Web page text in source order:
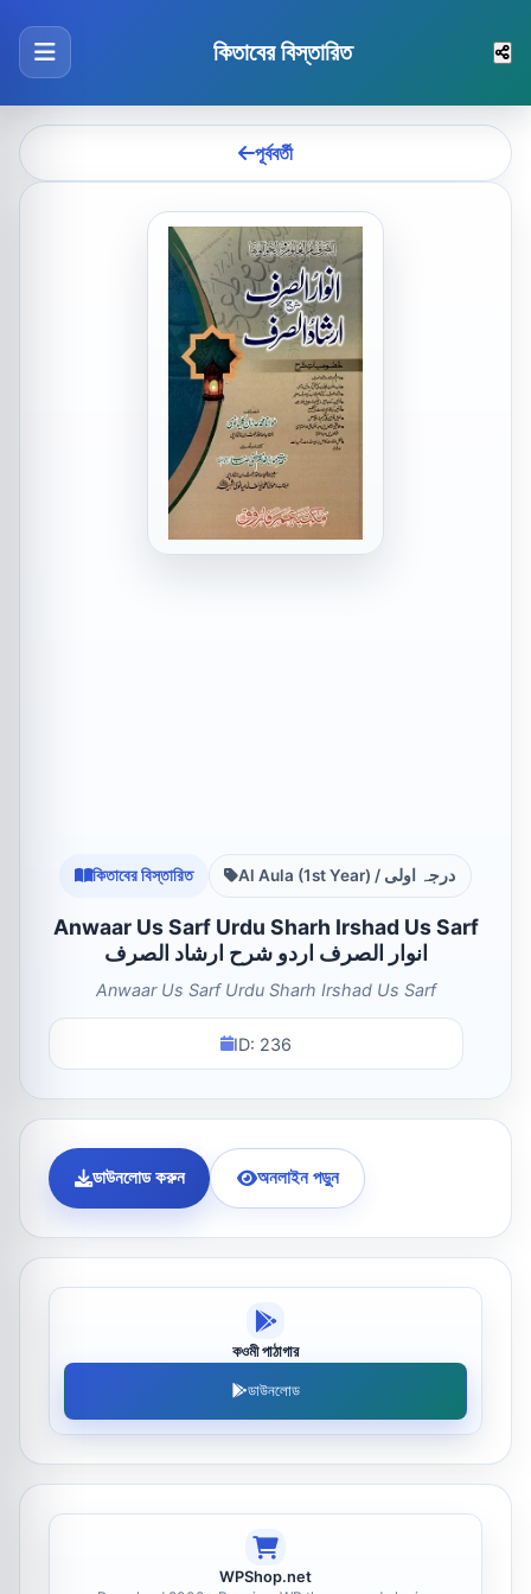
কিতাবের বিস্তারিত
পূর্ববর্তী
কিতাবের বিস্তারিত Al Aula (1st Year) / درجہ اولی
Anwaar Us Sarf Urdu Sharh Irshad Us Sarf
انوار الصرف اردو شرح ارشاد الصرف
Anwaar Us Sarf Urdu Sharh Irshad Us Sarf
ID: 236
ডাউনলোড করুন অনলাইন পড়ুন
কওমী পাঠাগার
ডাউনলোড
WPShop.net